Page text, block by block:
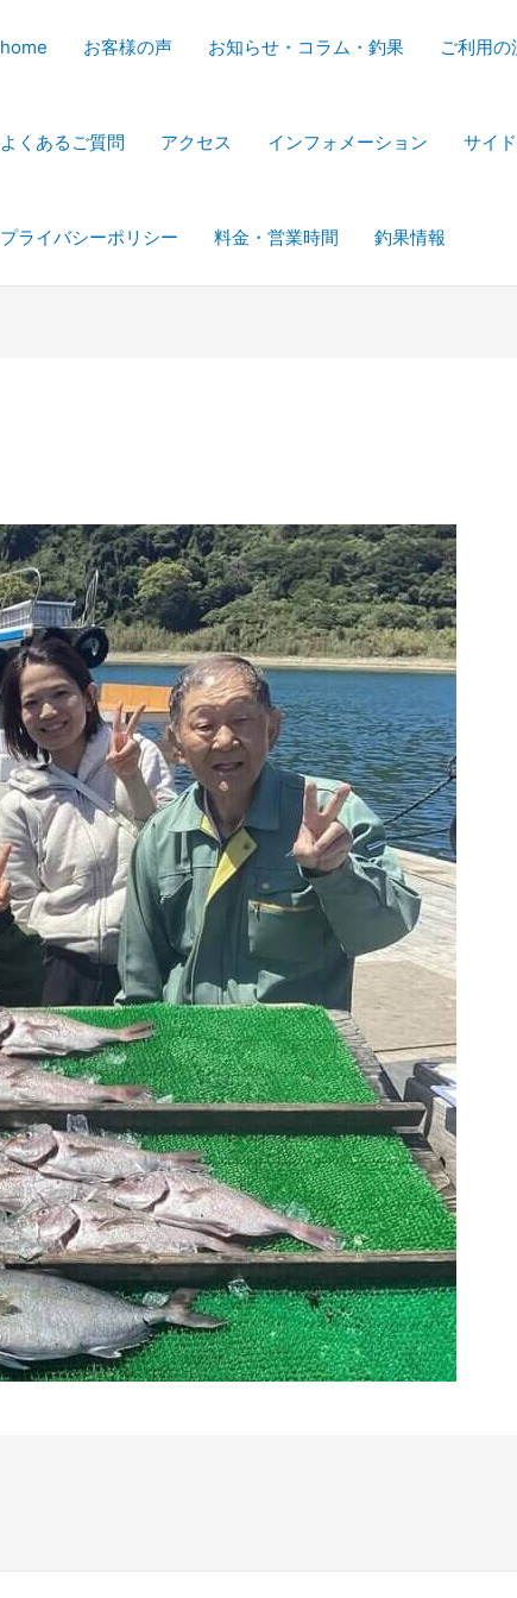
home お客様の声 お知らせ・コラム・釣果 ご利用の
よくあるご質問 アクセス インフォメーション サイ
プライバシーポリシー 料金・営業時間 釣果情報